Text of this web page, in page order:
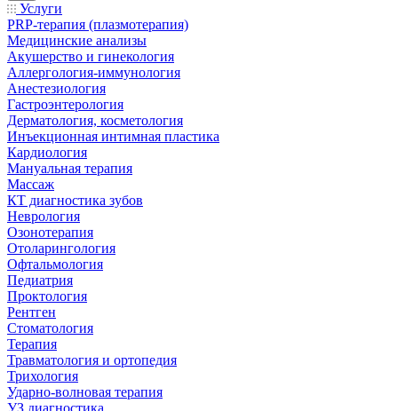
Услуги
PRP-терапия (плазмотерапия)
Медицинские анализы
Акушерство и гинекология
Аллергология-иммунология
Анестезиология
Гастроэнтерология
Дерматология, косметология
Инъекционная интимная пластика
Кардиология
Мануальная терапия
Массаж
КТ диагностика зубов
Неврология
Озонотерапия
Отоларингология
Офтальмология
Педиатрия
Проктология
Рентген
Стоматология
Терапия
Травматология и ортопедия
Трихология
Ударно-волновая терапия
УЗ диагностика